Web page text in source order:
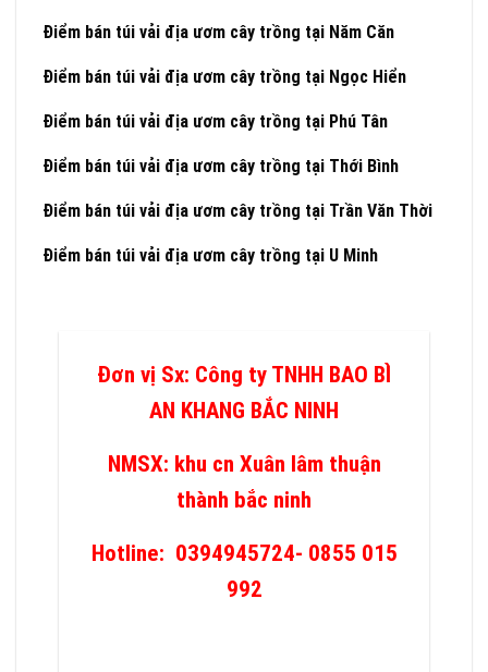
Điểm bán túi vải địa ươm cây trồng tại Năm Căn
Điểm bán túi vải địa ươm cây trồng tại Ngọc Hiển
Điểm bán túi vải địa ươm cây trồng tại Phú Tân
Điểm bán túi vải địa ươm cây trồng tại Thới Bình
Điểm bán túi vải địa ươm cây trồng tại Trần Văn Thời
Điểm bán túi vải địa ươm cây trồng tại U Minh
Đơn vị Sx: Công ty TNHH BAO BÌ
AN KHANG BẮC NINH
NMSX: khu cn Xuân lâm thuận
thành bắc ninh
Hotline: 0394945724- 0855 015
992